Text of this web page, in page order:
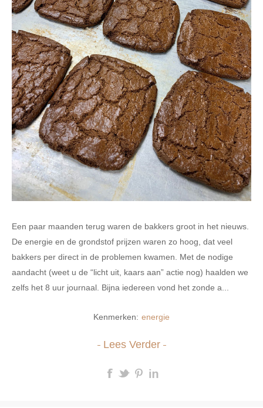
Een paar maanden terug waren de bakkers groot in het nieuws.
De energie en de grondstof prijzen waren zo hoog, dat veel
bakkers per direct in de problemen kwamen. Met de nodige
aandacht (weet u de “licht uit, kaars aan” actie nog) haalden we
zelfs het 8 uur journaal. Bijna iedereen vond het zonde a...
Kenmerken: energie
Lees Verder